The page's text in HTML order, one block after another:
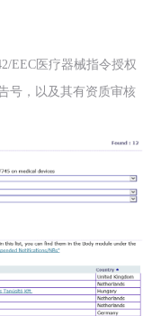
EEC医疗器械指令授权
号，以及其有资质审核